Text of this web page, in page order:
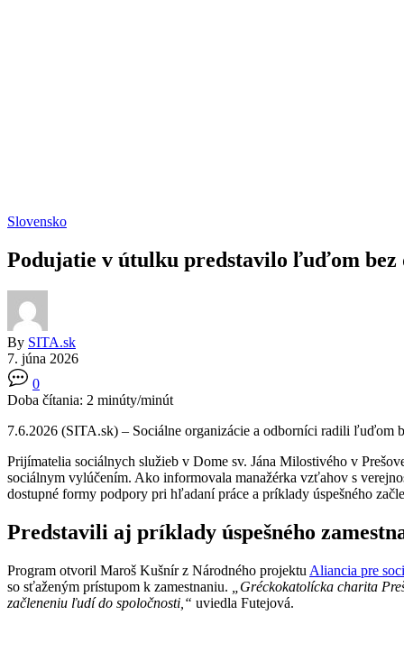
Slovensko
Podujatie v útulku predstavilo ľuďom bez
By SITA.sk
7. júna 2026
0
Doba čítania: 2 minúty/minút
7.6.2026 (SITA.sk) – Sociálne organizácie a odborníci radili ľuďom
Prijímatelia sociálnych služieb v Dome sv. Jána Milostivého v
sociálnym vylúčením. Ako informovala manažérka vzťahov s
dostupné formy podpory pri hľadaní práce a príklady úspešného
Predstavili aj príklady úspešného
Program otvoril Maroš Kušnír z Národného projektu Aliancia pre
so sťaženým prístupom k zamestnaniu.
„Gréckokatolícka charita
začleneniu ľudí do spoločnosti,“ uviedla Futejová.